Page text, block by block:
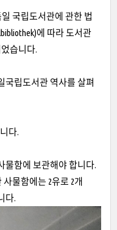
일 국립도서관에 관한 법
에 따라 도서관
습니다.
국립도서관 역사를 살펴
다.
물함에 보관해야 합니다.
물함에는 2유로 2개
다.